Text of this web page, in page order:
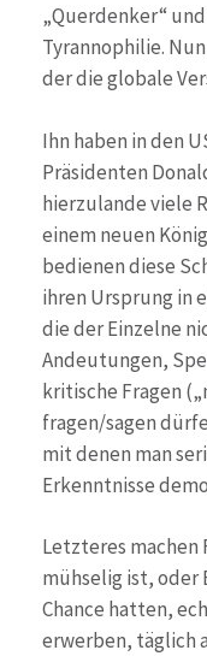
„Querdenker“
Tyrannophilie.
der die globale
Ihn haben in den
Präsidenten
hierzulande viele
einem neuen
bedienen diese
ihren Ursprung in
die der Einzelne
Andeutungen,
kritische Fragen
fragen/sagen
mit denen man
Erkenntnisse
Letzteres machen
mühselig ist, oder
Chance hatten,
erwerben, täglich